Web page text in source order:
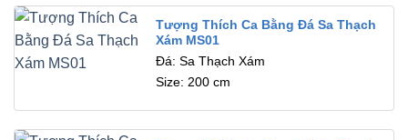
Tượng Thích Ca Bằng Đá Sa Thạch
Xám MS01
Đá: Sa Thạch Xám
Size: 200 cm